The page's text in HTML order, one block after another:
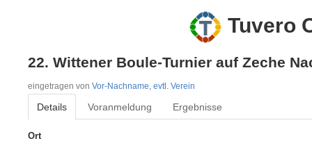
Tuvero
22. Wittener Boule-Turnier auf Zeche
eingetragen von Vor-Nachname, evtl. Verein
Details Voranmeldung Ergebnisse
Ort